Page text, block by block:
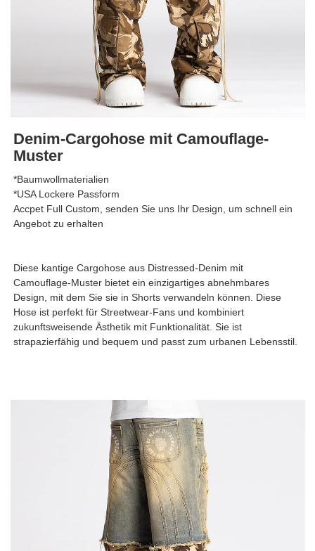
Denim-Cargohose mit Camouflage-
Muster
*Baumwollmaterialien
*USA Lockere Passform
Accpet Full Custom, senden Sie uns Ihr Design, um schnell ein
Angebot zu erhalten
Diese kantige Cargohose aus Distressed-Denim mit
Camouflage-Muster bietet ein einzigartiges abnehmbares
Design, mit dem Sie sie in Shorts verwandeln können. Diese
Hose ist perfekt für Streetwear-Fans und kombiniert
zukunftsweisende Ästhetik mit Funktionalität. Sie ist
strapazierfähig und bequem und passt zum urbanen Lebensstil.